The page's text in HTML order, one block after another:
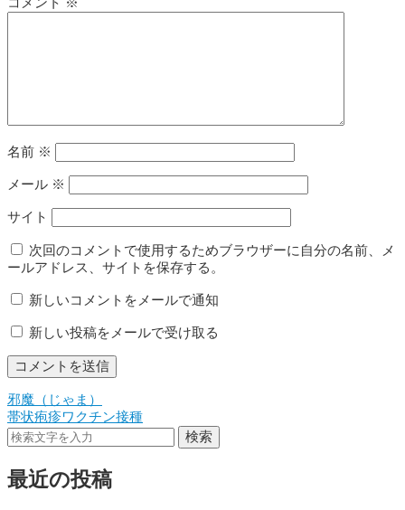
コメント ※
名前 ※
メール ※
サイト
次回のコメントで使用するためブラウザーに自分の名前、メ
ールアドレス、サイトを保存する。
新しいコメントをメールで通知
新しい投稿をメールで受け取る
投
稿
ビ
邪魔（じゃま）
帯状疱疹ワクチン接種
検索
最近の投稿